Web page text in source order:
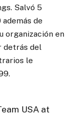
Salvó 5
de
organización en
detrás del
le
USA at